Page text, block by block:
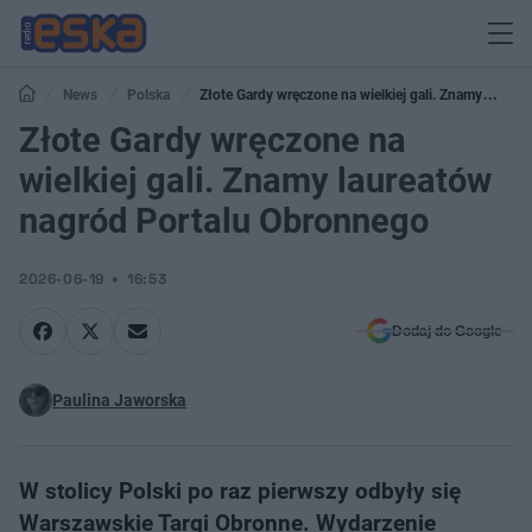
News Polska
Złote Gardy wręczone na wielkiej gali. Znamy
laureatów nagród Portalu Obronnego
Złote Gardy wręczone na
wielkiej gali. Znamy laureatów
nagród Portalu Obronnego
2026-06-19 16:53
Dodaj do Google
Paulina Jaworska
W stolicy Polski po raz pierwszy odbyły się
Warszawskie Targi Obronne. Wydarzenie